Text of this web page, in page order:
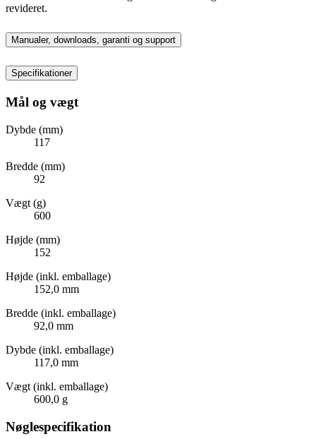
revideret.
Manualer, downloads, garanti og support
Specifikationer
Mål og vægt
Dybde (mm)
117
Bredde (mm)
92
Vægt (g)
600
Højde (mm)
152
Højde (inkl. emballage)
152,0 mm
Bredde (inkl. emballage)
92,0 mm
Dybde (inkl. emballage)
117,0 mm
Vægt (inkl. emballage)
600,0 g
Nøglespecifikation